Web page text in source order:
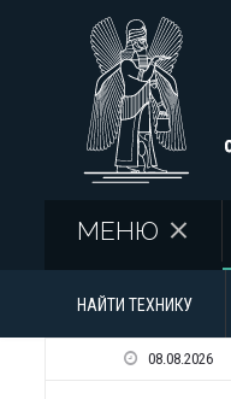
МЕНЮ
НАЙТИ ТЕХНИКУ
08.08.2026